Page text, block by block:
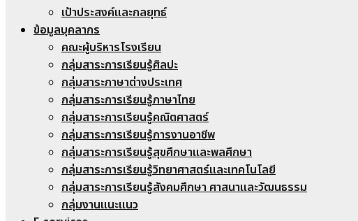
เป้าประสงค์และกลยุทธ์
ข้อมูลบุคลากร
คณะผู้บริหารโรงเรียน
กลุ่มสาระการเรียนรู้ศิลปะ
กลุ่มสาระภาษาต่างประเทศ
กลุ่มสาระการเรียนรู้ภาษาไทย
กลุ่มสาระการเรียนรู้คณิตศาสตร์
กลุ่มสาระการเรียนรู้การงานอาชีพ
กลุ่มสาระการเรียนรู้สุขศึกษาและพลศึกษา
กลุ่มสาระการเรียนรู้วิทยาศาสตร์และเทคโนโลยี
กลุ่มสาระการเรียนรู้สังคมศึกษา ศาสนาและวัฒนธรรม
กลุ่มงานแนะแนว